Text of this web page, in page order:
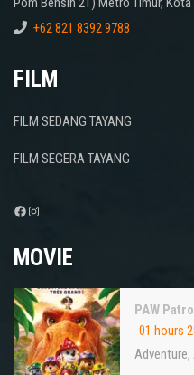
+62 821 8392 9788
FILM
FILM SEDANG TAYANG
FILM SEGERA TAYANG
Facebook
Instagram
MOVIE
PAW
01 hours
Adventure,